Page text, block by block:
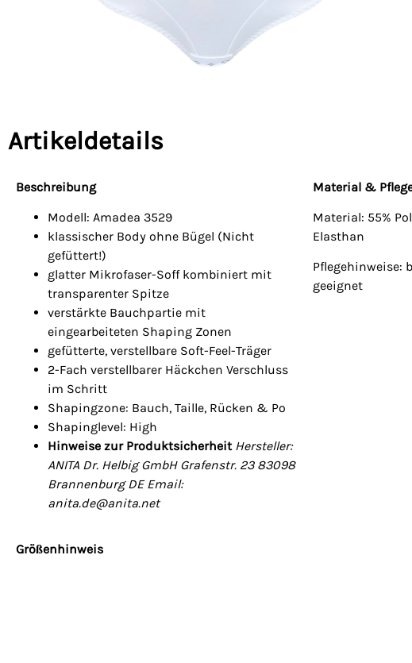
Artikeldetails
Beschreibung
Modell: Amadea 3529
klassischer Body ohne Bügel (Nicht
gefüttert!)
glatter Mikrofaser-Soff kombiniert mit
transparenter Spitze
verstärkte Bauchpartie mit
eingearbeiteten Shaping Zonen
gefütterte, verstellbare Soft-Feel-Träger
2-Fach verstellbarer Häckchen Verschluss
im Schritt
Shapingzone: Bauch, Taille, Rücken & Po
Shapinglevel: High
Hinweise zur Produktsicherheit Hersteller:
ANITA Dr. Helbig GmbH Grafenstr. 23 83098
Brannenburg DE Email:
anita.de@anita.net
Größenhinweis
Material &
Material: 55%
Elasthan
Pflegehinweise:
geeignet